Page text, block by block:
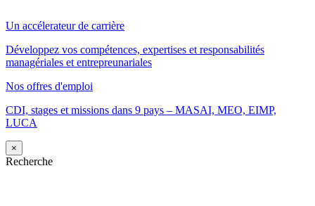
Un accélerateur de carrière
Développez vos compétences, expertises et responsabilités
managériales et entrepreunariales
Nos offres d'emploi
CDI, stages et missions dans 9 pays – MASAI, MEO, EIMP,
LUCA
×
Recherche